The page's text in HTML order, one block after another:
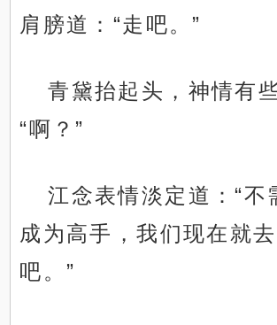
肩膀道：“走吧。”
青黛抬起头，神情有
“啊？”
江念表情淡定道：“不
成为高手，我们现在就
吧。”